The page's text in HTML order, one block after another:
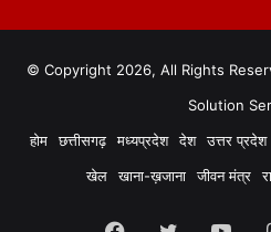
© Copyright 2026, All Rights
Solution
होम
छत्तीसगढ़ मध्यप्रदेश देश उत्तर प्रदेश
खेल
खाना-ख़जाना जीवन मंत्र